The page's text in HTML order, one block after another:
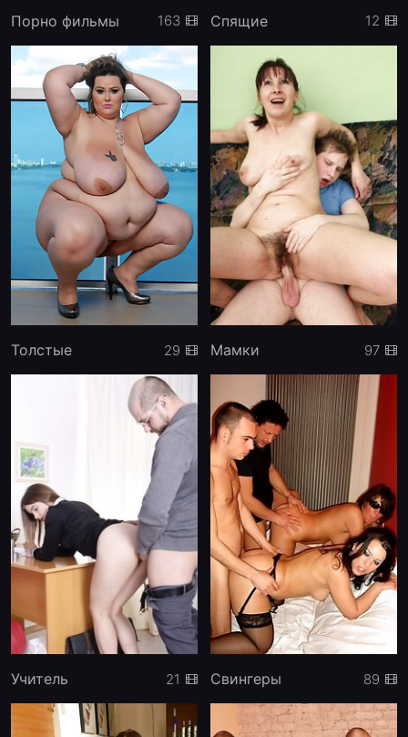
Порно фильмы 163 Спящие 12
Толстые 29 Мамки 97
Учитель 21 Свингеры 89